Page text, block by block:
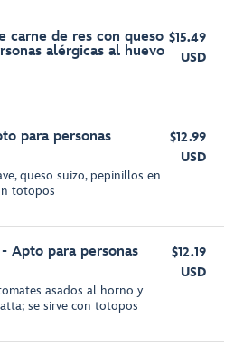
carne de res con queso
alérgicas al huevo
$15.49
USD
para personas
queso suizo, pepinillos en
totopos
$12.99
USD
Apto para personas
asados al horno y
se sirve con totopos
$12.19
USD